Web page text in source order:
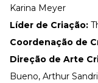
Karina Meyer
Líder de Criação:
Coordenação de
Direção de Arte
Bueno, Arthur